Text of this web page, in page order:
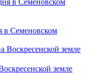
в Семеновском
земле